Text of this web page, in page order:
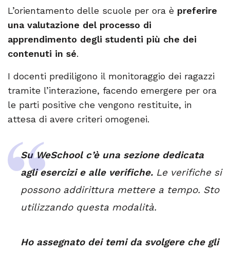
L’orientamento delle scuole per ora è preferire
una valutazione del processo di
apprendimento degli studenti più che dei
contenuti in sé.
I docenti prediligono il monitoraggio dei ragazzi
tramite l’interazione, facendo emergere per ora
le parti positive che vengono restituite, in
attesa di avere criteri omogenei.
Su WeSchool c’è una sezione dedicata
agli esercizi e alle verifiche. Le verifiche si
possono addirittura mettere a tempo. Sto
utilizzando questa modalità.
Ho assegnato dei temi da svolgere che gli